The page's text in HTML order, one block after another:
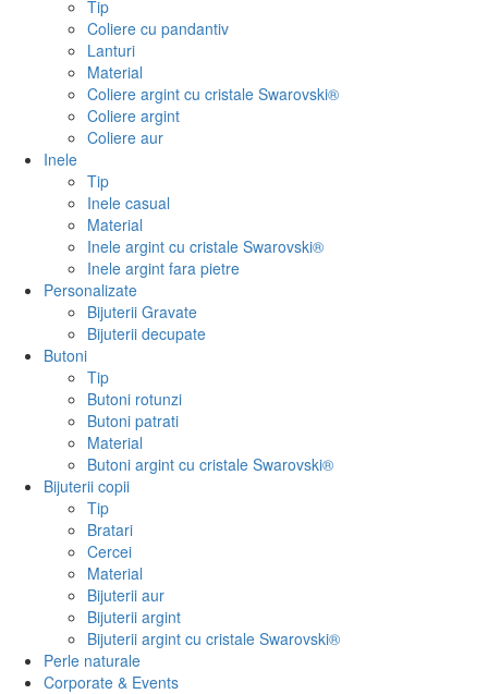
Tip
Coliere cu pandantiv
Lanturi
Material
Coliere argint cu cristale Swarovski®
Coliere argint
Coliere aur
Inele
Tip
Inele casual
Material
Inele argint cu cristale Swarovski®
Inele argint fara pietre
Personalizate
Bijuterii Gravate
Bijuterii decupate
Butoni
Tip
Butoni rotunzi
Butoni patrati
Material
Butoni argint cu cristale Swarovski®
Bijuterii copii
Tip
Bratari
Cercei
Material
Bijuterii aur
Bijuterii argint
Bijuterii argint cu cristale Swarovski®
Perle naturale
Corporate & Events